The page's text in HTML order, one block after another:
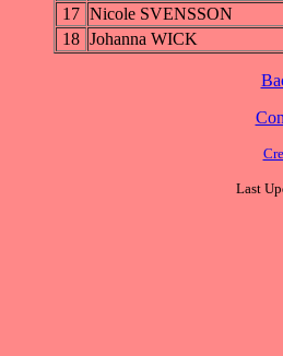
17 Nicole SVENSSON
18 Johanna WICK
Last